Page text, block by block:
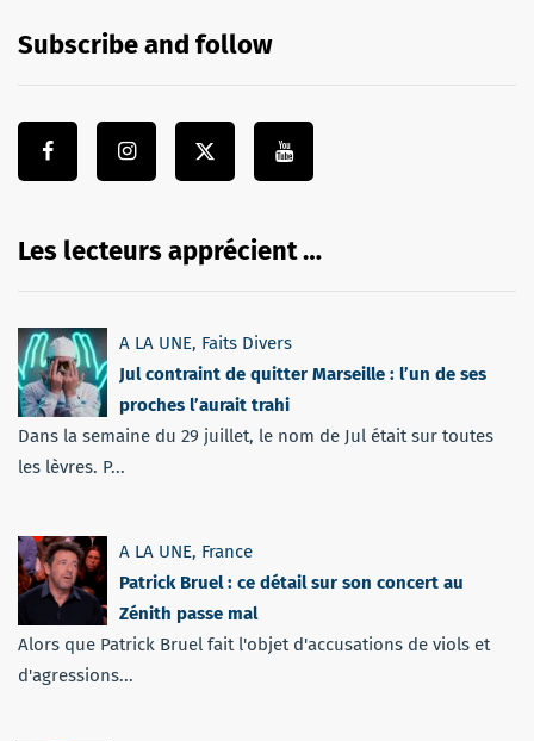
Subscribe and follow
Les lecteurs apprécient …
A LA UNE, Faits Divers
Jul contraint de quitter Marseille : l’un de ses
proches l’aurait trahi
Dans la semaine du 29 juillet, le nom de Jul était sur toutes
les lèvres. P...
A LA UNE, France
Patrick Bruel : ce détail sur son concert au
Zénith passe mal
Alors que Patrick Bruel fait l'objet d'accusations de viols et
d'agressions...